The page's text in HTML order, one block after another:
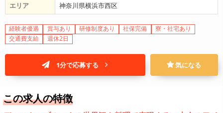
エリア
神奈川県横浜市西区
経験者優遇 賞与あり 研修制度あり 社保完備
寮・社宅あり
交通費支給
週休2日
1分で応募する 気になる
この求人の特徴